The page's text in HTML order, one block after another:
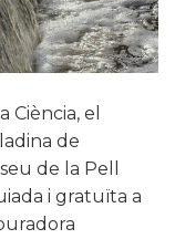
el
de
de la Pell
i gratuïta a